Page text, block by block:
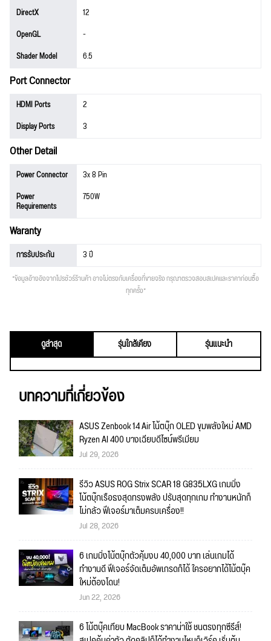
DirectX
12
OpenGL
-
Shader Model
6.5
Port Connector
HDMI Ports
2
Display Ports
3
Other Detail
Power Connector
3x 8 Pin
Power
Requirements
750W
Waranty
การรับประกัน 3 ปี
*ข้อมูลอ้างอิงจากโปรชัวร์ร้านค้า อาจไม่ตรงกับเครื่องที่ขายจริง กรุณาตรวจสอบสเปคและราคาก่อนซื้อ
ทุกครั้ง*
ดูล่าสุด รุ่นใกล้เคียง รุ่นแนะนำ
บทความที่เกี่ยวข้อง
ASUS Zenbook 14 Air โน้ตบุ๊ก OLED ขุมพลังใหม่ AMD
Ryzen AI 400 บางเฉียบดีไซน์พรีเมียม
Jul 29, 2026
รีวิว ASUS ROG Strix SCAR 18 G835LXG เกมมิ่ง
โน้ตบุ๊กเรือธงสุดทรงพลัง ปรับสุดทุกเกม ทำงานหนักก็
ไม่กลัว ฟีเจอร์มาเต็มครบเครื่อง!!
Jul 28, 2026
6 เกมมิ่งโน้ตบุ๊กตัวคุ้มงบ 40,000 บาท เล่นเกมได้
ทำงานดี ฟีเจอร์จัดเต็มอัพเกรดก็ได้ ใครอยากได้โน้ตบุ๊ค
ใหม่ต้องโดน!
Jun 22, 2026
6 โน้ตบุ๊คเทียบ MacBook ราคาน่าใช้ ชนตรงทุกซีรีส์!